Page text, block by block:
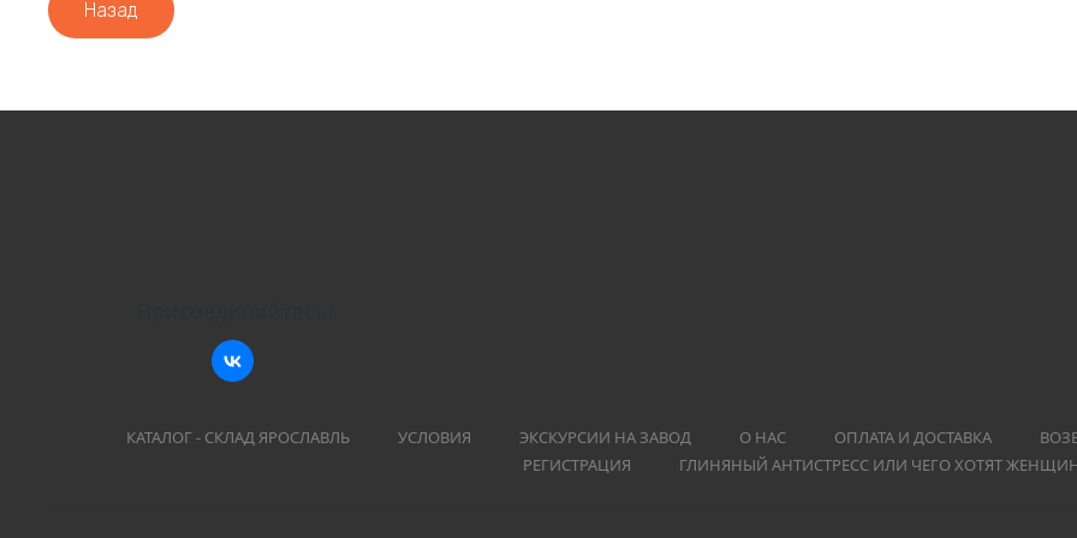
Назад
КАТАЛОГ - СКЛАД ЯРОСЛАВЛЬ УСЛОВИЯ ЭКСКУРСИИ НА ЗАВОД О НАС ОПЛАТА И ДОСТАВКА
РЕГИСТРАЦИЯ
ГЛИНЯНЫЙ АНТИСТРЕСС ИЛИ ЧЕГО ХОТЯТ